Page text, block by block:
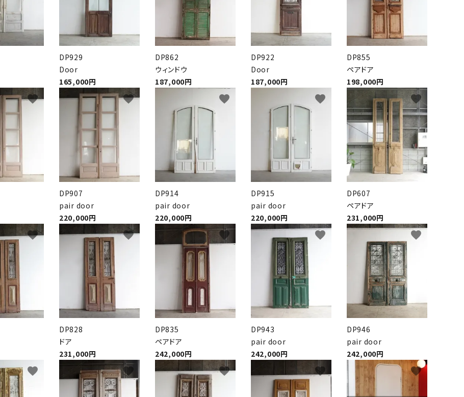
DP929
Door
165,000円
DP862
ウィンドウ
187,000円
DP922
Door
187,000円
DP855
ペアドア
198,000円
favorite
DP907
pair door
220,000円
favorite
DP914
pair door
220,000円
favorite
DP915
pair door
220,000円
favorite
DP607
ペアドア
231,000円
favorite
favorite
DP828
ドア
231,000円
favorite
DP835
ペアドア
242,000円
favorite
DP943
pair door
242,000円
favorite
DP946
pair door
242,000円
favorite
favorite favorite favorite favorite favorite